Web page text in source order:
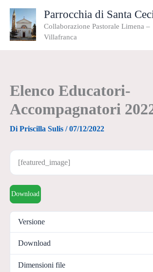
contenuto
Parrocchia di Santa
Collaborazione Pastorale Limena –
Villafranca
Elenco Educatori-
Accompagnatori
Di Priscilla Sulis /07/12/2022
[featured_image]
Download
Versione
Download
Dimensioni file